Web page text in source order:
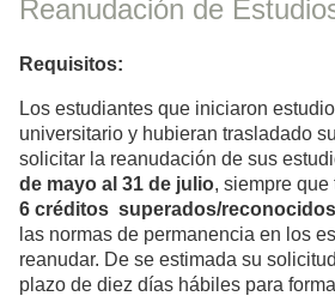
Reanudación de
Requisitos:
Los estudiantes que iniciaron
universitario y hubieran trasladado
solicitar la reanudación de sus
de mayo al 31 de julio, siempre
6 créditos superados/reconocidos
las normas de permanencia en los
reanudar. De se estimada su
plazo de diez días hábiles para